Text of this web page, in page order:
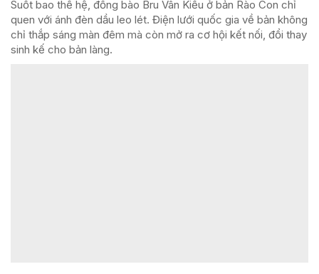
Suốt bao thế hệ, đồng bào Bru Vân Kiều ở bản Rào Con chỉ
quen với ánh đèn dầu leo lét. Điện lưới quốc gia về bản không
chỉ thắp sáng màn đêm mà còn mở ra cơ hội kết nối, đổi thay
sinh kế cho bản làng.